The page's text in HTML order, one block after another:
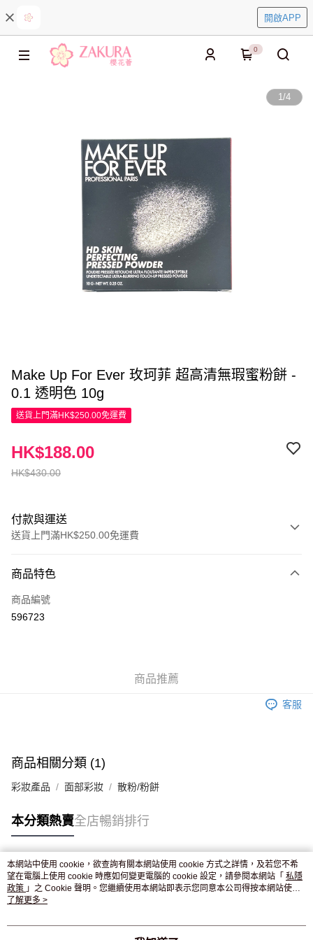
開啟APP
0
1/4
Make Up For Ever 玫珂菲 超高清無瑕蜜粉餅 -
0.1 透明色 10g
送貨上門滿HK$250.00免運費
HK$430.00
HK$188.00
付款與運送
送貨上門滿HK$250.00免運費
信用卡
Apple Pay
付款後門市自取，訂單確認後2-4個工作天到店，7天內取。逾期後
商品特色
商品編號
596723
商品推薦
客服
商品相關分類 (1)
彩妝產品 面部彩妝 散粉/粉餅
本分類熱賣全店暢銷排行
熱門標籤
熱銷排行
本網站中使用 cookie，欲查詢有關本網站使用 cookie 方式之詳情，及若您不希
望在電腦上使用 cookie 時應如何變更電腦的 cookie 設定，請參閱本網站「 私隱
政策 」之 Cookie 聲明。您繼續使用本網站即表示您同意本公司得按本網站使用
條款之 Cookie 聲明使用 cookie。
了解更多 >